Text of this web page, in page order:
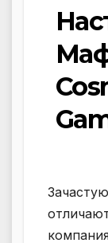
Зачастую